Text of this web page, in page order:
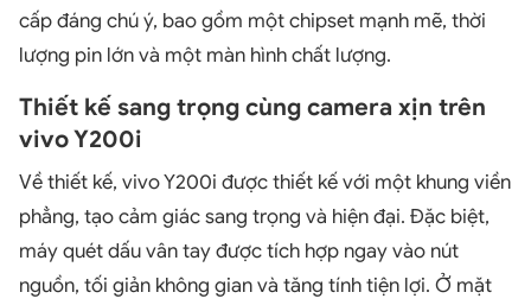
cấp đáng chú ý, bao gồm một chipset mạnh mẽ, thời
lượng pin lớn và một màn hình chất lượng.
Thiết kế sang trọng cùng camera xịn trên
vivo Y200i
Về thiết kế, vivo Y200i được thiết kế với một khung viền
phẳng, tạo cảm giác sang trọng và hiện đại. Đặc biệt,
máy quét dấu vân tay được tích hợp ngay vào nút
nguồn, tối giản không gian và tăng tính tiện lợi. Ở mặt